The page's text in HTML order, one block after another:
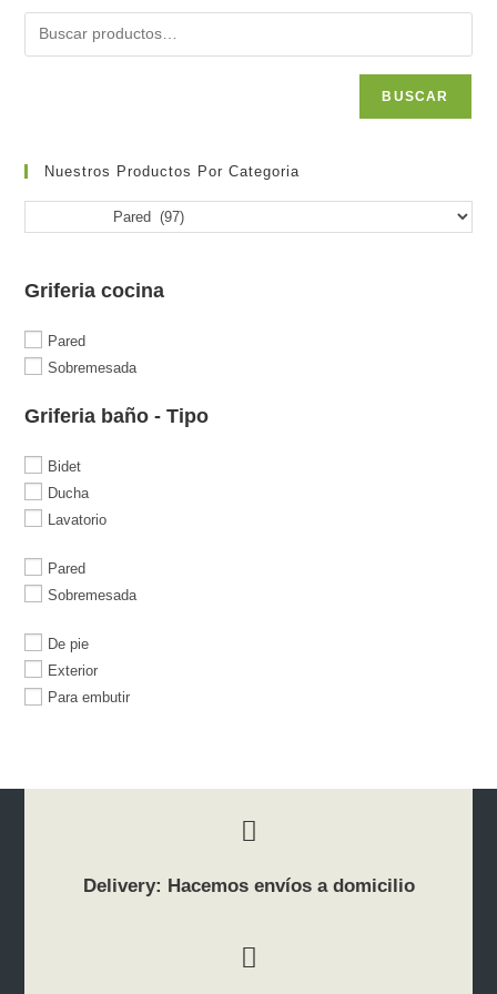
BUSCAR
Nuestros Productos Por Categoria
Griferia cocina
Pared
Sobremesada
Griferia baño - Tipo
Bidet
Ducha
Lavatorio
Pared
Sobremesada
De pie
Exterior
Para embutir
Delivery: Hacemos envíos a domicilio